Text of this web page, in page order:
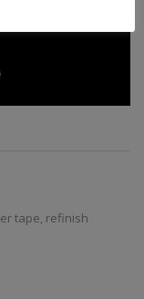
tape, refinish